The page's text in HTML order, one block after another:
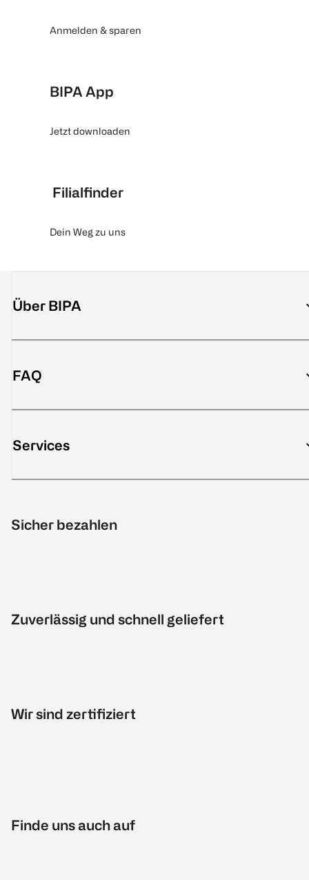
Anmelden & sparen
BIPA App
Jetzt downloaden
Filialfinder
Dein Weg zu uns
Über BIPA
FAQ
Services
Sicher bezahlen
Zuverlässig und schnell geliefert
Wir sind zertifiziert
Finde uns auch auf